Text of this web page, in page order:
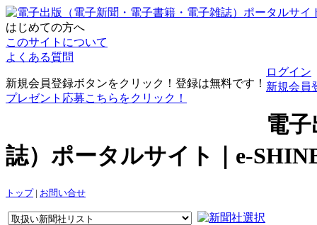
はじめての方へ
このサイトについて
よくある質問
新規会員登録ボタンをクリック！登録は無料です！
プレゼント応募こちらをクリック！
ログイン
新規会員
電
誌）ポータルサイト｜e-
トップ| お問い合せ